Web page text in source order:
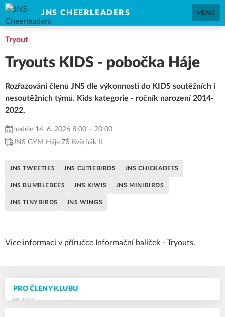
JNS CHEERLEADERS MENU
PRO ČLENY KLUBU
Tryout
Tryouts KIDS - pobočka Háje
Rozřazování členů JNS dle výkonnosti do KIDS soutěžních i
nesoutěžních týmů. Kids kategorie - ročník narození 2014-
2022.
neděle 14. 6. 2026 8:00 – 20:00
JNS GYM Háje ZŠ Květňák II.
JNS TWEETIES JNS CUTIEBIRDS JNS CHICKADEES
JNS BUMBLEBEES JNS KIWIS JNS MINIBIRDS
JNS TINYBIRDS JNS WINGS
Vice informací v příručce Informační balíček - Tryouts.